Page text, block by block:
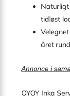
tidløst
året
Annonce i
OYOY Inka